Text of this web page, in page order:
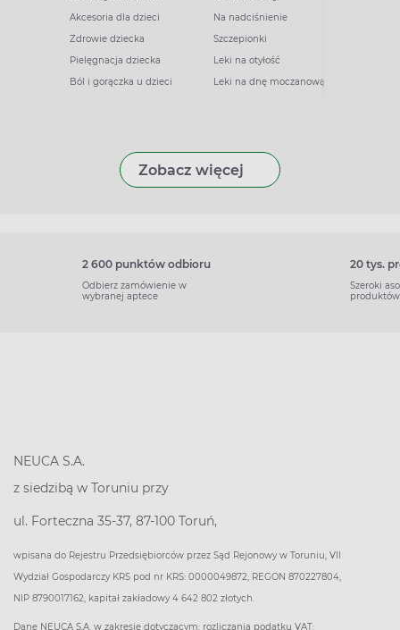
Akcesoria dla dzieci
Zdrowie dziecka
Pielęgnacja dziecka
Ból i gorączka u dzieci
Na nadciśnienie
Szczepionki
Leki na otyłość
Leki na dnę moczanową
Zobacz więcej
2 600 punktów odbioru
Odbierz zamówienie w
wybranej aptece
20 tys.
Szeroki
produktów
NEUCA S.A.
z siedzibą w Toruniu przy
ul. Forteczna 35-37, 87-100 Toruń,
wpisana do Rejestru Przedsiębiorców przez Sąd Rejonowy w Toruniu, VII
Wydział Gospodarczy KRS pod nr KRS: 0000049872, REGON 870227804,
NIP 8790017162, kapitał zakładowy 4 642 802 złotych.
Dane NEUCA S.A. w zakresie dotyczącym: rozliczania podatku VAT: